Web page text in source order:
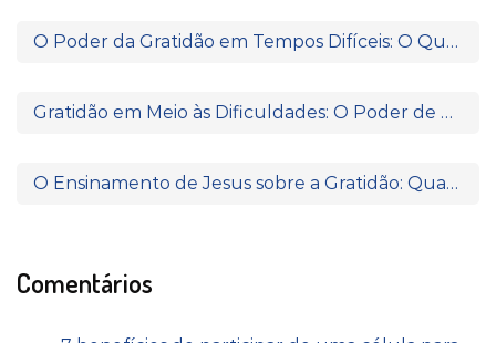
O Poder da Gratidão em Tempos Difíceis: O Que Paulo e Silas Nos Ensinam
Gratidão em Meio às Dificuldades: O Poder de Agradecer Quando Nada Parece Fazer Sentido
O Ensinamento de Jesus sobre a Gratidão: Quando o Coração Reconhece a Fonte da Bênção
Comentários